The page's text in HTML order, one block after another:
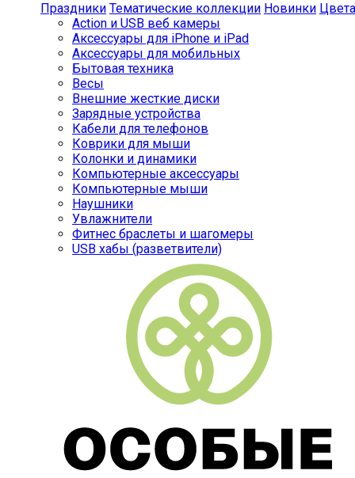
Праздники Тематические коллекции Новинки Цвета
Action и USB веб камеры
Аксессуары для iPhone и iPad
Аксессуары для мобильных
Бытовая техника
Весы
Внешние жесткие диски
Зарядные устройства
Кабели для телефонов
Коврики для мыши
Колонки и динамики
Компьютерные аксессуары
Компьютерные мыши
Наушники
Увлажнители
Фитнес браслеты и шагомеры
USB хабы (разветвители)